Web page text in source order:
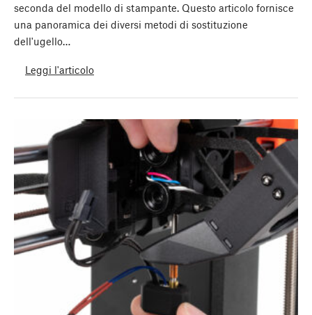
seconda del modello di stampante. Questo articolo fornisce
una panoramica dei diversi metodi di sostituzione
dell'ugello…
Leggi l'articolo